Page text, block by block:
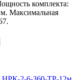
комплекта:
Максимальная